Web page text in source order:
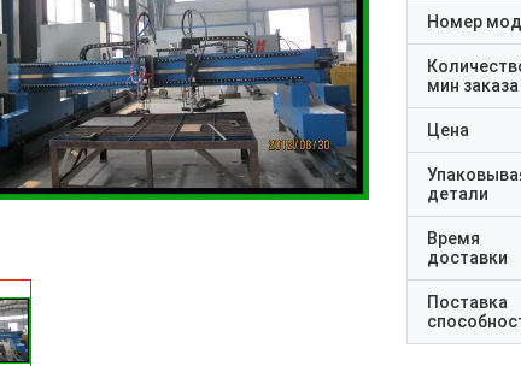
Номер
мин заказа
Цена
детали
Время
доставки
Поставка